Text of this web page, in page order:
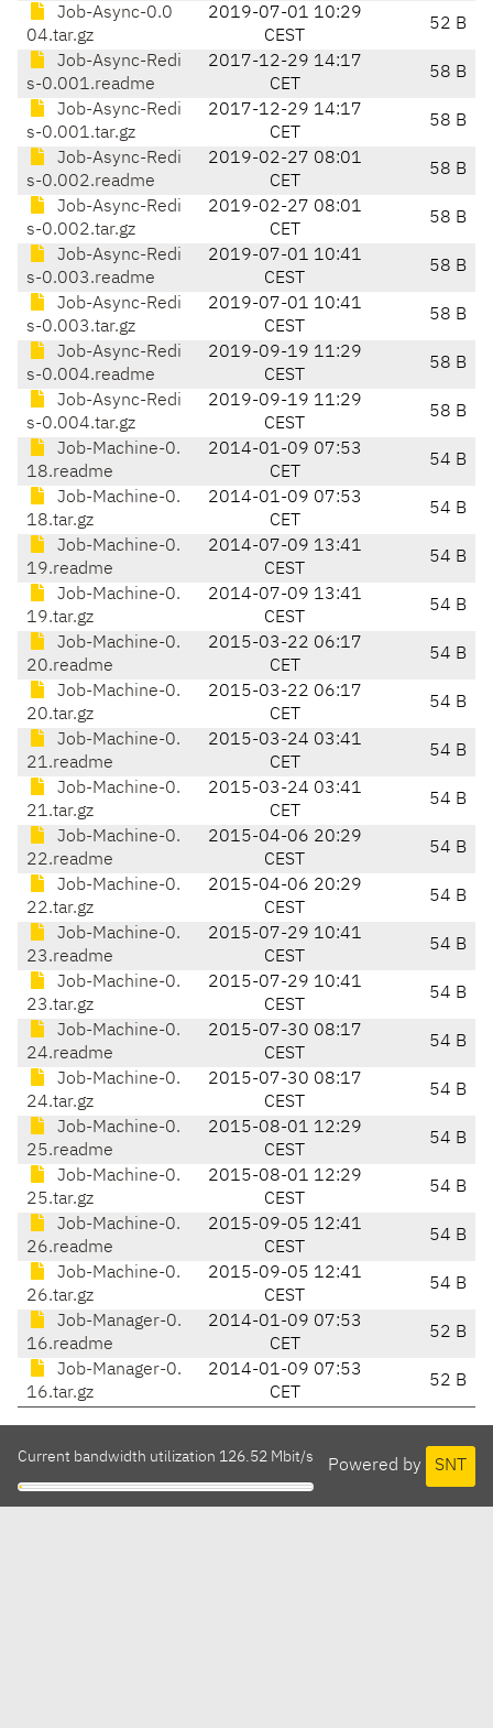
Job-Async-0.0
04.tar.gz
2019-07-01 10:29
CEST
52 B
Job-Async-Redi
s-0.001.readme
2017-12-29 14:17
CET
58 B
Job-Async-Redi
s-0.001.tar.gz
2017-12-29 14:17
CET
58 B
Job-Async-Redi
s-0.002.readme
2019-02-27 08:01
CET
58 B
Job-Async-Redi
s-0.002.tar.gz
2019-02-27 08:01
CET
58 B
Job-Async-Redi
s-0.003.readme
2019-07-01 10:41
CEST
58 B
Job-Async-Redi
s-0.003.tar.gz
2019-07-01 10:41
CEST
58 B
Job-Async-Redi
s-0.004.readme
2019-09-19 11:29
CEST
58 B
Job-Async-Redi
s-0.004.tar.gz
2019-09-19 11:29
CEST
58 B
Job-Machine-0.
18.readme
2014-01-09 07:53
CET
54 B
Job-Machine-0.
18.tar.gz
2014-01-09 07:53
CET
54 B
Job-Machine-0.
19.readme
2014-07-09 13:41
CEST
54 B
Job-Machine-0.
19.tar.gz
2014-07-09 13:41
CEST
54 B
Job-Machine-0.
20.readme
2015-03-22 06:17
CET
54 B
Job-Machine-0.
20.tar.gz
2015-03-22 06:17
CET
54 B
Job-Machine-0.
21.readme
2015-03-24 03:41
CET
54 B
Job-Machine-0.
21.tar.gz
2015-03-24 03:41
CET
54 B
Job-Machine-0.
22.readme
2015-04-06 20:29
CEST
54 B
Job-Machine-0.
22.tar.gz
2015-04-06 20:29
CEST
54 B
Job-Machine-0.
23.readme
2015-07-29 10:41
CEST
54 B
Job-Machine-0.
23.tar.gz
2015-07-29 10:41
CEST
54 B
Job-Machine-0.
24.readme
2015-07-30 08:17
CEST
54 B
Job-Machine-0.
24.tar.gz
2015-07-30 08:17
CEST
54 B
Job-Machine-0.
25.readme
2015-08-01 12:29
CEST
54 B
Job-Machine-0.
25.tar.gz
2015-08-01 12:29
CEST
54 B
Job-Machine-0.
26.readme
2015-09-05 12:41
CEST
54 B
Job-Machine-0.
26.tar.gz
2015-09-05 12:41
CEST
54 B
Job-Manager-0.
16.readme
2014-01-09 07:53
CET
52 B
Job-Manager-0.
16.tar.gz
2014-01-09 07:53
CET
52 B
Powered by SNT
Current bandwidth utilization 126.52 Mbit/s